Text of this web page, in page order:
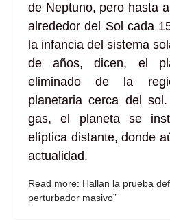
de Neptuno, pero hasta
alrededor del Sol cada
la infancia del sistema
de años, dicen, el
eliminado de la
planetaria cerca del
gas, el planeta se
elíptica distante, donde
actualidad.
Read more: Hallan la prueba
perturbador masivo”